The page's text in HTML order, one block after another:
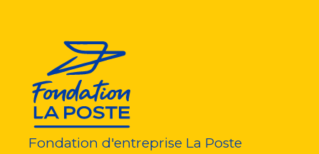
Fondation d'entreprise La Poste